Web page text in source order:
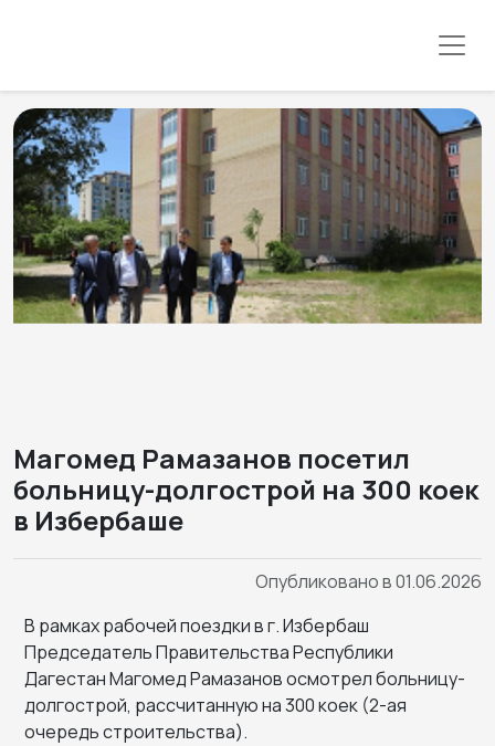
Магомед Рамазанов посетил
больницу-долгострой на 300 коек
в Избербаше
Опубликовано в 01.06.2026
В рамках рабочей поездки в г. Избербаш
Председатель Правительства Республики
Дагестан Магомед Рамазанов осмотрел больницу-
долгострой, рассчитанную на 300 коек (2-ая
очередь строительства).